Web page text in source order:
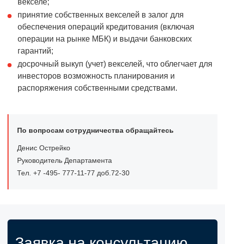
принятие собственных векселей в залог для
обеспечения операций кредитования (включая
операции на рынке МБК) и выдачи банковских
гарантий;
досрочный выкуп (учет) векселей, что облегчает для
инвесторов возможность планирования и
распоряжения собственными средствами.
По вопросам сотрудничества обращайтесь
Денис Острейко
Руководитель Департамента
Тел. +7 -495- 777-11-77 доб.72-30